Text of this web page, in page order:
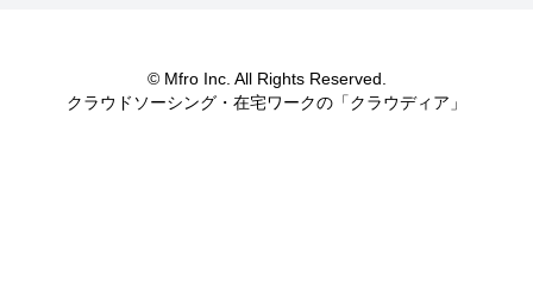
© Mfro Inc. All Rights Reserved.
クラウドソーシング・在宅ワークの「クラウディア」